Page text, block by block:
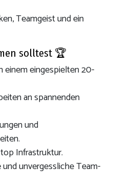
Teamgeist und ein
solltest 🏆
einem eingespielten 20-
an spannenden
und
Infrastruktur.
unvergessliche Team-